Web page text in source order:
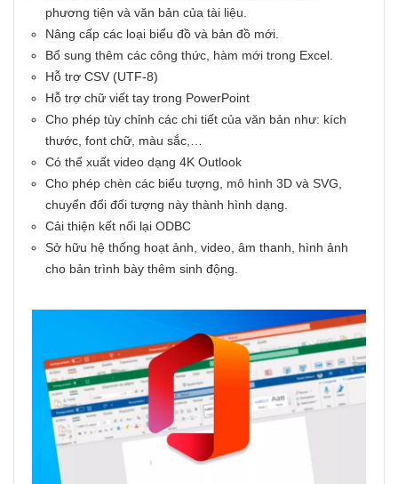
phương tiện và văn bản của tài liệu.
Nâng cấp các loại biểu đồ và bản đồ mới.
Bổ sung thêm các công thức, hàm mới trong Excel.
Hỗ trợ CSV (UTF-8)
Hỗ trợ chữ viết tay trong PowerPoint
Cho phép tùy chỉnh các chi tiết của văn bản như: kích
thước, font chữ, màu sắc,…
Có thể xuất video dạng 4K Outlook
Cho phép chèn các biểu tượng, mô hình 3D và SVG,
chuyển đổi đối tượng này thành hình dạng.
Cải thiện kết nối lại ODBC
Sở hữu hệ thống hoạt ảnh, video, âm thanh, hình ảnh
cho bản trình bày thêm sinh động.